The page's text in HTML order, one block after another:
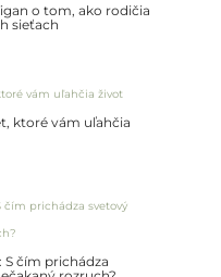
o tom, ako rodičia
sieťach
ktoré vám uľahčia
S čím prichádza